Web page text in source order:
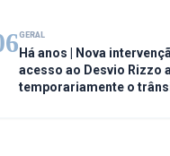
GERAL
Há anos | Nova
acesso ao Desvio Rizzo
temporariamente o